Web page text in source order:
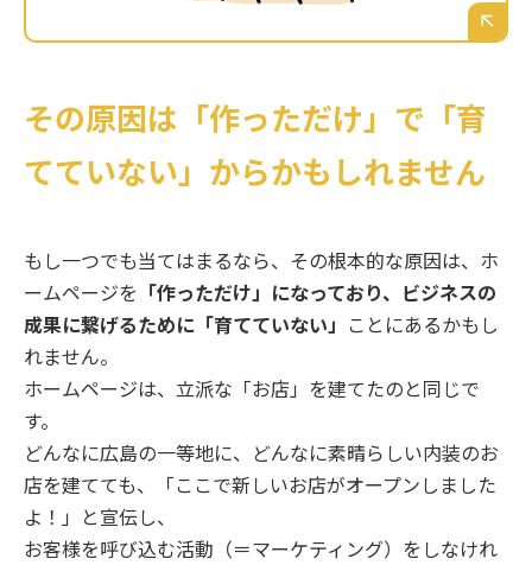
その原因は「作っただけ」で「育
てていない」からかもしれません
もし一つでも当てはまるなら、その根本的な原因は、ホ
ームページを 「作っただけ」になっており、ビジネスの
成果に繋げるために「育てていない」 ことにあるかもし
れません。
ホームページは、立派な「お店」を建てたのと同じで
す。
どんなに広島の一等地に、どんなに素晴らしい内装のお
店を建てても、「ここで新しいお店がオープンしました
よ！」と宣伝し、
お客様を呼び込む活動（＝マーケティング）をしなけれ